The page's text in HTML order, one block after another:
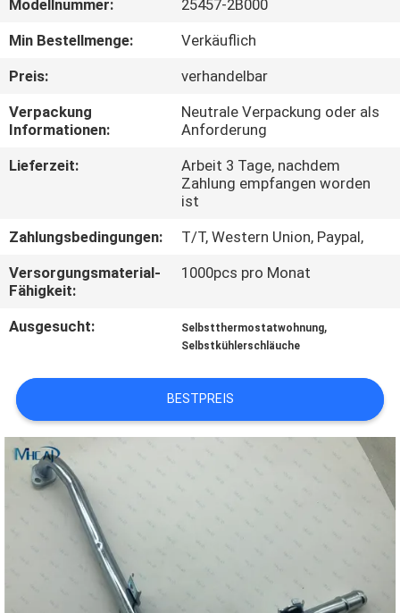
QUALITÄTSKONTROLLE
KONTAKTIERE
UNS
EIN
ZITAT
SITEMAP
PRIVACY
POLICY
Modellnummer:
25457-2B000
Min Bestellmenge:
Verkäuflich
Preis:
verhandelbar
Verpackung
Informationen:
Neutrale Verpackung oder als
Anforderung
Lieferzeit:
Arbeit 3 Tage, nachdem
Zahlung empfangen worden
ist
Zahlungsbedingungen:
T/T, Western Union, Paypal,
Versorgungsmaterial-
Fähigkeit:
1000pcs pro Monat
Ausgesucht: Selbstthermostatwohnung,
Selbstkühlerschläuche
BESTPREIS